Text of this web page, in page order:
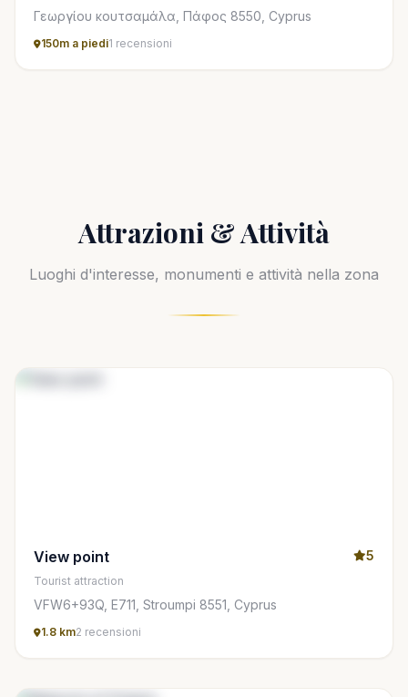
Γεωργίου κουτσαμάλα, Πάφος 8550, Cyprus
150m a piedi1 recensioni
Attrazioni & Attività
Luoghi d'interesse, monumenti e attività nella zona
View point 5
Tourist attraction
VFW6+93Q, E711, Stroumpi 8551, Cyprus
1.8 km2 recensioni